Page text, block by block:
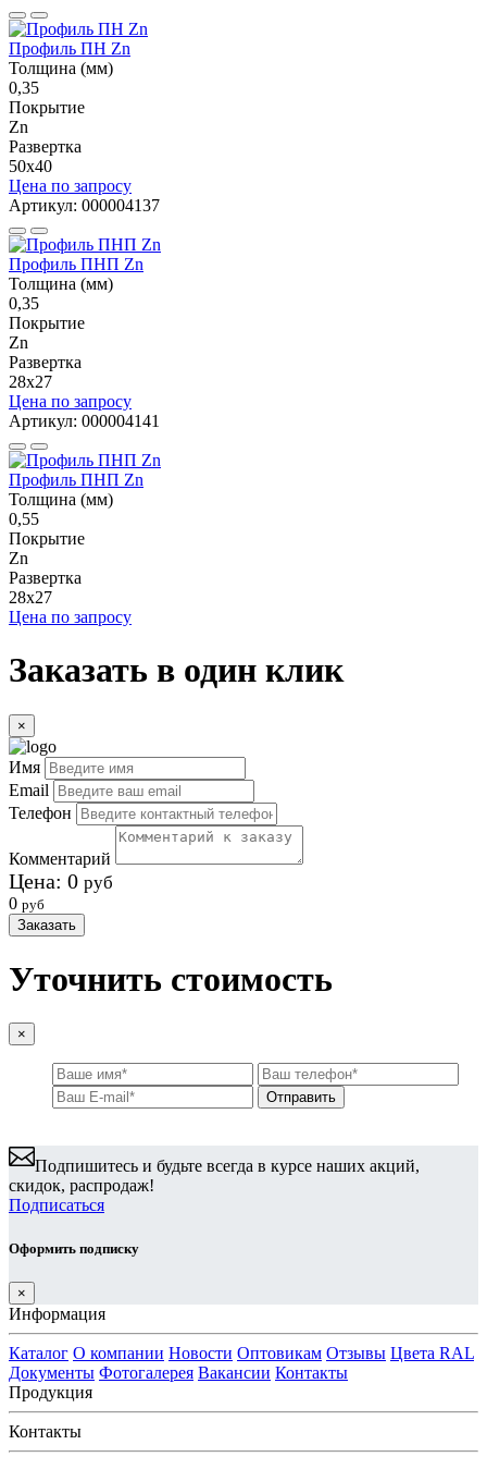
Профиль ПН Zn
Толщина (мм)
0,35
Покрытие
Zn
Развертка
50х40
Цена по запросу
Артикул: 000004137
Профиль ПНП Zn
Толщина (мм)
0,35
Покрытие
Zn
Развертка
28х27
Цена по запросу
Артикул: 000004141
Профиль ПНП Zn
Толщина (мм)
0,55
Покрытие
Zn
Развертка
28х27
Цена по запросу
Заказать в один клик
×
Имя
Email
Телефон
Комментарий
Цена: 0 руб
0 руб
Заказать
Уточнить стоимость
×
Подпишитесь и будьте всегда в курсе наших акций,
скидок, распродаж!
Подписаться
Оформить подписку
×
Информация
Каталог О компании Новости Оптовикам Отзывы Цвета RAL
Документы Фотогалерея Вакансии Контакты
Продукция
Контакты